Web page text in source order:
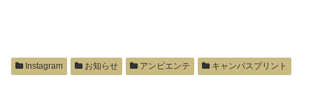
Instagram お知らせ アンビエンテ キャンバスプリント